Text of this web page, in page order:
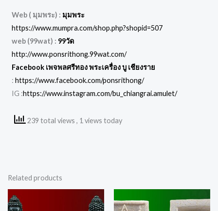
Web ( มุมพระ) : มุมพระ
https://www.mumpra.com/shop.php?shopid=507
web (99wat) : 99วัด
http://www.ponsrithong.99wat.com/
Facebook เพจพลศรีทอง พระเครื่อง บู เชียงราย
: https://www.facebook.com/ponsrithong/
IG :https://www.instagram.com/bu_chiangrai.amulet/
239 total views , 1 views today
Related products